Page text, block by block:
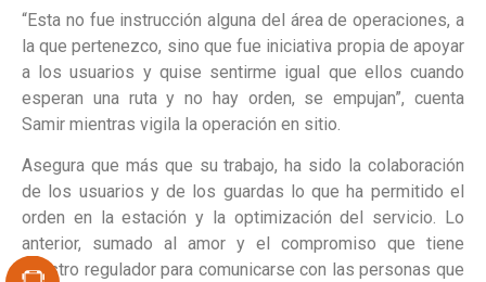
“Esta no fue instrucción alguna del área de operaciones, a
la que pertenezco, sino que fue iniciativa propia de apoyar
a los usuarios y quise sentirme igual que ellos cuando
esperan una ruta y no hay orden, se empujan”, cuenta
Samir mientras vigila la operación en sitio.
Asegura que más que su trabajo, ha sido la colaboración
de los usuarios y de los guardas lo que ha permitido el
orden en la estación y la optimización del servicio. Lo
anterior, sumado al amor y el compromiso que tiene
nuestro regulador para comunicarse con las personas que